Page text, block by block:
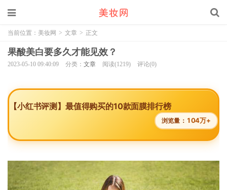
当前位置： 美妆网 > 文章 > 正文
果酸美白要多久才能见效？
2023-05-10 09:40:09 分类： 文章 阅读(1219) 评论(0)
【小红书评测】最值得购买的10款面膜排行榜
浏览量： 104万+